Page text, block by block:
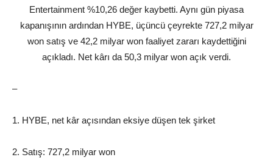
Entertainment %10,26 değer kaybetti. Aynı gün piyasa
kapanışının ardından HYBE, üçüncü çeyrekte 727,2 milyar
won satış ve 42,2 milyar won faaliyet zararı kaydettiğini
açıkladı. Net kârı da 50,3 milyar won açık verdi.
–
1. HYBE, net kâr açısından eksiye düşen tek şirket
2. Satış: 727,2 milyar won